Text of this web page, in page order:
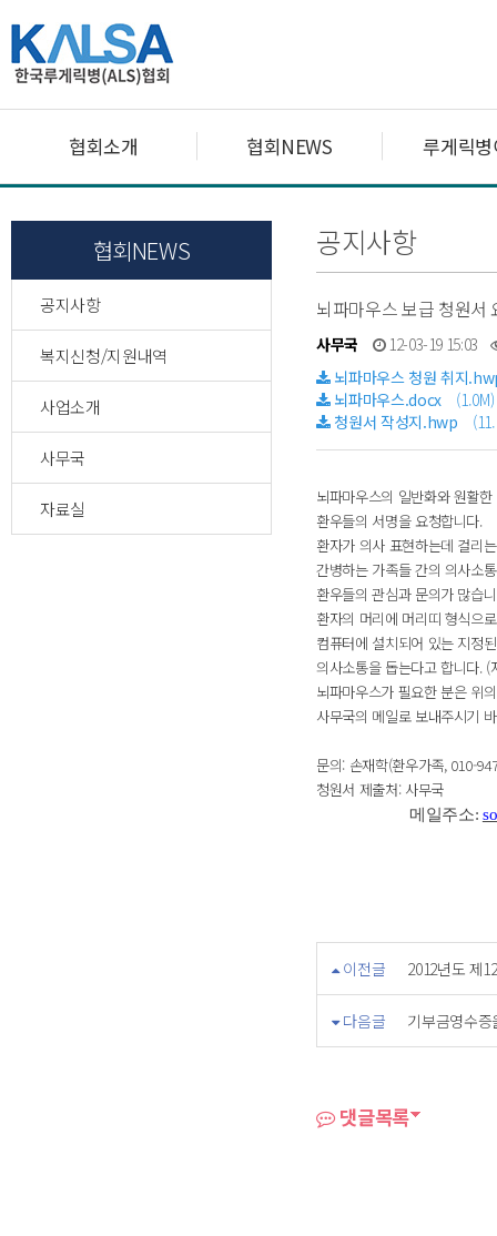
협회소개 협회NEWS 루게릭
협회NEWS
공지사항
복지신청/지원내역
사업소개
사무국
자료실
공지사항
뇌파마우스 보급 청원서
사무국
12-03-19 15:03
뇌파마우스 청원 취지
뇌파마우스.docx
(1.0M)
청원서 작성지.hwp
뇌파마우스의 일반화와 원활
환우들의 서명을 요청합니다.
환자가 의사 표현하는데 걸리
간병하는 가족들 간의 의사소
환우들의 관심과 문의가 많습
환자의 머리에 머리띠 형식으
컴퓨터에 설치되어 있는 지정
의사소통을 돕는다고 합니다.
뇌파마우스가 필요한 분은 위
사무국의 메일로 보내주시기
문의: 손재학(환우가족, 010-
청원서 제출처: 사무국
메일주소:
이전글 2012년도 제
다음글 기부금영수
댓글목록